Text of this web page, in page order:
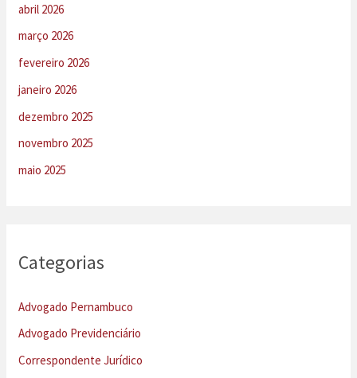
abril 2026
março 2026
fevereiro 2026
janeiro 2026
dezembro 2025
novembro 2025
maio 2025
Categorias
Advogado Pernambuco
Advogado Previdenciário
Correspondente Jurídico